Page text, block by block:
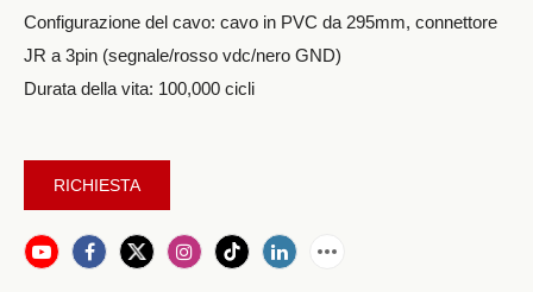
Configurazione del cavo: cavo in PVC da 295mm, connettore
JR a 3pin (segnale/rosso vdc/nero GND)
Durata della vita: 100,000 cicli
RICHIESTA